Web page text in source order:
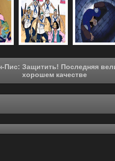
хорошем качестве